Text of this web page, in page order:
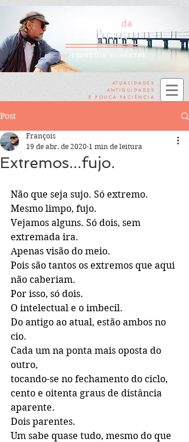
da
PALAVRA
por FRANÇOIS SILVESTRE
ATUALIDADES
ANTIGUIDADES
E POUCA PACIÊNCIA
Post
Extremos...fujo.
François
19 de abr. de 2020 1 min de leitura
Não que seja sujo. Só extremo.
Mesmo limpo, fujo.
Vejamos alguns. Só dois, sem
extremada ira.
Apenas visão do meio.
Pois são tantos os extremos que aqui
não caberiam.
Por isso, só dois.
O intelectual e o imbecil.
Do antigo ao atual, estão ambos no
cio.
Cada um na ponta mais oposta do
outro,
tocando-se no fechamento do ciclo,
cento e oitenta graus de distância
aparente.
Dois parentes.
Um sabe quase tudo, mesmo do que